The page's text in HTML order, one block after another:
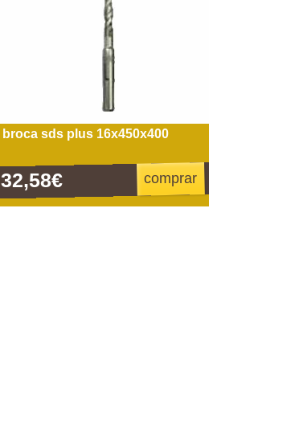
broca sds plus 16x450x400
32,58€ comprar